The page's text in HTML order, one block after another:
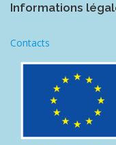
Informations
Contacts